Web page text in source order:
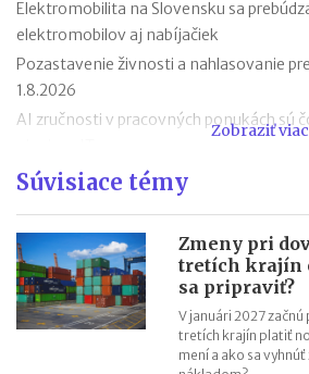
Elektromobilita na Slovensku sa
elektromobilov aj nabíjačiek
Pozastavenie živnosti a nahlasovanie
1.8.2026
AI zručnosti v pracovných ponukách sú
Návrat z dovolenky mimo EÚ: čo si
Nové pravidlá EÚ v leteckej doprave:
cestujúcich
Riziká lacného „značkového“ tovaru:
zdravia
Nové pravidlá kontroly PZP od 1.8.2026
Zobraziť viac
Súvisiace témy
Zmeny pri
tretích krajín
sa pripraviť?
V januári 2027
tretích krajín platiť
mení a ako sa